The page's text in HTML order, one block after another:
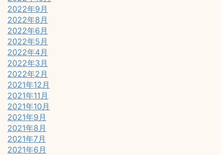
2022年9月
2022年8月
2022年6月
2022年5月
2022年4月
2022年3月
2022年2月
2021年12月
2021年11月
2021年10月
2021年9月
2021年8月
2021年7月
2021年6月